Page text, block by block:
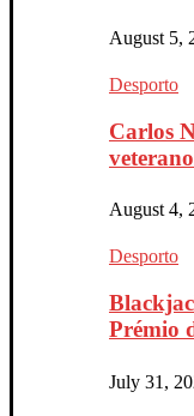
August 5,
Desporto
Carlos
August 4,
Desporto
Prémio
July 31,